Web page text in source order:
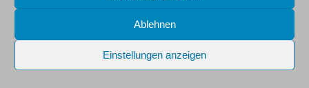
Ablehnen
Einstellungen anzeigen